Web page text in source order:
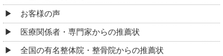
お客様の声
医療関係者・専門家からの推薦状
全国の有名整体院・整骨院からの推薦状